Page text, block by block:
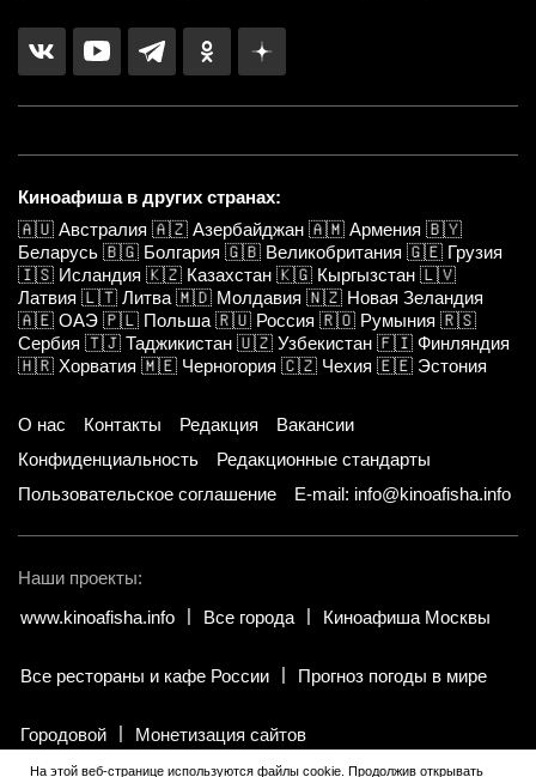
Киноафиша в других странах:
🇦🇺 Австралия 🇦🇿 Азербайджан 🇦🇲 Армения 🇧🇾
Беларусь 🇧🇬 Болгария 🇬🇧 Великобритания 🇬🇪 Грузия
🇮🇸 Исландия 🇰🇿 Казахстан 🇰🇬 Кыргызстан 🇱🇻
Латвия 🇱🇹 Литва 🇲🇩 Молдавия 🇳🇿 Новая Зеландия
🇦🇪 ОАЭ 🇵🇱 Польша 🇷🇺 Россия 🇷🇴 Румыния 🇷🇸
Сербия 🇹🇯 Таджикистан 🇺🇿 Узбекистан 🇫🇮 Финляндия
🇭🇷 Хорватия 🇲🇪 Черногория 🇨🇿 Чехия 🇪🇪 Эстония
О нас Контакты Редакция
Вакансии
Конфиденциальность
Редакционные стандарты
Пользовательское соглашение
E-mail: info@kinoafisha.info
Наши проекты:
www.kinoafisha.info
Все города Киноафиша Москвы
Все рестораны и кафе России Прогноз погоды в мире
Городовой Монетизация сайтов
На этой веб-странице используются файлы cookie. Продолжив открывать